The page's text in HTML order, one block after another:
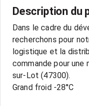
Description du
Dans le cadre du
recherchons pour
logistique et la
commande pour une
sur-Lot (47300).
Grand froid -28°C